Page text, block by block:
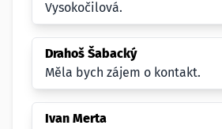
Vysokočilová.
Drahoš Šabacký
Měla bych zájem o kontakt.
Ivan Merta